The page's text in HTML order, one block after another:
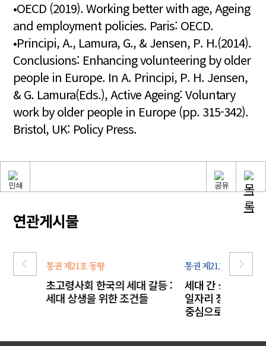
•OECD (2019). Working better with age, Ageing
and employment policies. Paris: OECD.
•Principi, A., Lamura, G., & Jensen, P. H.(2014).
Conclusions: Enhancing volunteering by older
people in Europe. In A. Principi, P. H. Jensen,
& G. Lamura(Eds.), Active Ageing: Voluntary
work by older people in Europe (pp. 315-342).
Bristol, UK: Policy Press.
연관게시물
통권 제21호 동향
초고령사회 한국의 세대 갈등 :
세대 상생을 위한 조건들
통권 제21호 이슈
세대 간 상생을 위
일자리 정책 동향 :
중심으로